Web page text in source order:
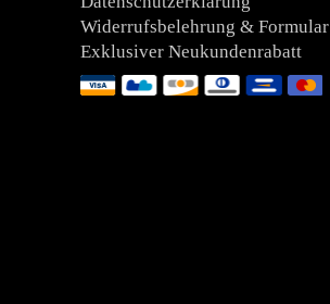
Widerrufsbelehrung & Formular
Exklusiver Neukundenrabatt